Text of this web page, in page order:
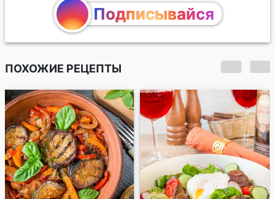
Подписывайся
ПОХОЖИЕ РЕЦЕПТЫ
Салат с жареной
индейкой и грибами